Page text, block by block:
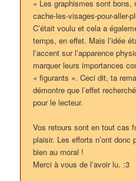
« Les graphismes sont bons,
cache-les-visages-pour-aller-
C’était voulu et cela a
temps, en effet. Mais l’idée
l’accent sur l’apparence
marquer leurs importances
« figurants ». Ceci dit, ta
démontre que l’effet
pour le lecteur.
Vos retours sont en tout cas
plaisir. Les efforts n’ont
bien au moral !
Merci à vous de l’avoir lu. :3